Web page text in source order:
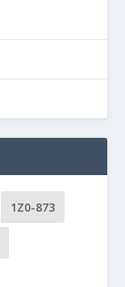
1Z0-873